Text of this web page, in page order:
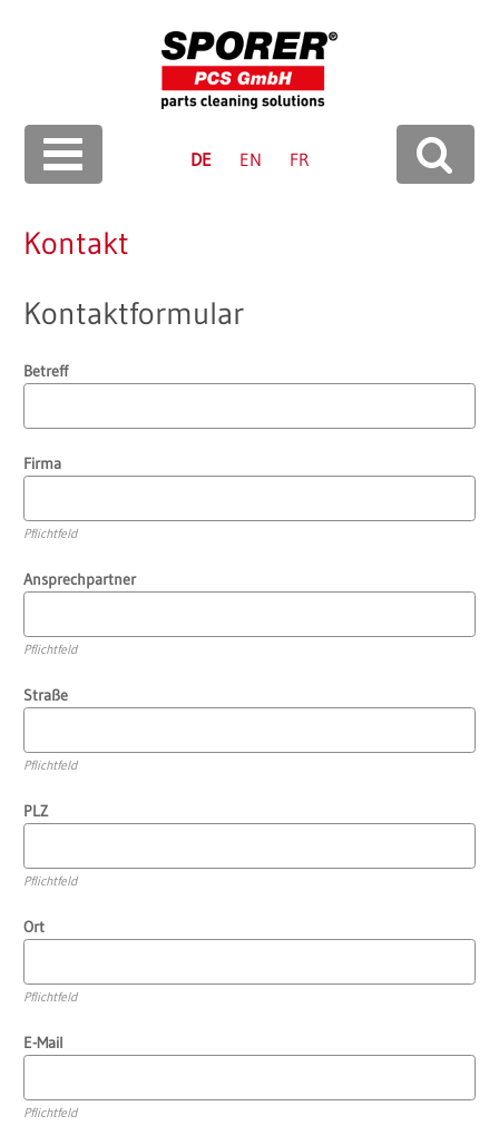
Sprache
DE EN FR
Kontakt
Kontaktformular
Betreff
Firma
Pflichtfeld
Ansprechpartner
Pflichtfeld
Straße
Pflichtfeld
PLZ
Pflichtfeld
Ort
Pflichtfeld
E-Mail
Pflichtfeld